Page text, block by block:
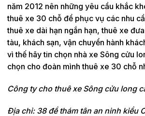
năm 2012 nên những yêu cầu khắc
thuê xe 30 chỗ để phục vụ các nhu
thuê xe dài hạn ngắn hạn, thuê xe
tàu, khách sạn, vận chuyển hành
vì thế hãy tin chọn nhà xe Sông cửu
chọn cho đoàn mình thuê xe 30 chỗ
Công ty cho thuê xe Sông cửu long
Địa chỉ: 38 đề thám tân an ninh kiều